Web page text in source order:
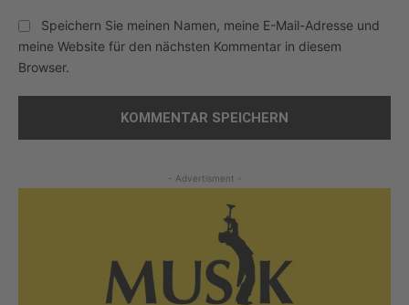
Speichern Sie meinen Namen, meine E-Mail-Adresse und
meine Website für den nächsten Kommentar in diesem
Browser.
- Advertisment -